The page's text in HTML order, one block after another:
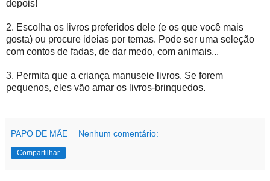
depois!
2. Escolha os livros preferidos dele (e os que você mais
gosta) ou procure ideias por temas. Pode ser uma seleção
com contos de fadas, de dar medo, com animais...
3. Permita que a criança manuseie livros. Se forem
pequenos, eles vão amar os livros-brinquedos.
PAPO DE MÃE Nenhum comentário:
Compartilhar